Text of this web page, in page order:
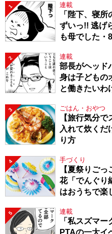
1 連載
「陛下、寝
ずいっ!! 逃げ
も母でした・8
2 連載
部長がヘッド
身は子どもの
と働きたい
3 ごはん・おやつ
【旅行気分
入れて炊くだ
り方
4 手づくり
【夏祭りご
花「でんぐり
はおうちで楽
5 連載
「私スズマ
PTAの一大イ